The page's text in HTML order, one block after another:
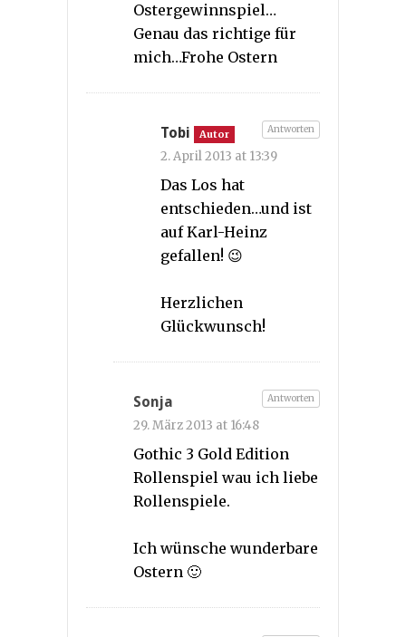
Ostergewinnspiel…
Genau das richtige für
mich…Frohe Ostern
Tobi Autor
2. April 2013 at 13:39
Das Los hat
entschieden…und ist
auf Karl-Heinz
gefallen! 😉
Herzlichen
Glückwunsch!
Antworten
Sonja
29. März 2013 at 16:48
Gothic 3 Gold Edition
Rollenspiel wau ich liebe
Rollenspiele.
Ich wünsche wunderbare
Ostern 🙂
Antworten